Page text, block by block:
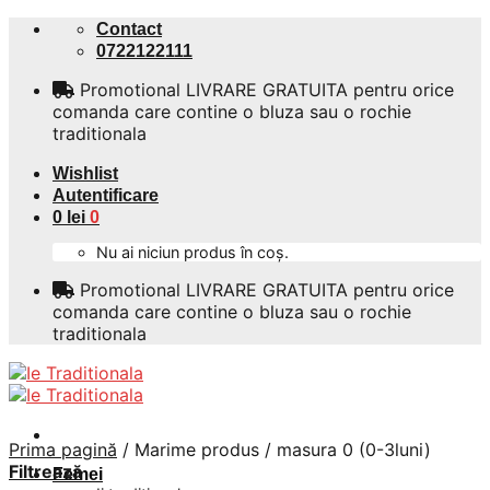
Skip
Contact
0722122111
Promotional LIVRARE GRATUITA pentru orice
comanda care contine o bluza sau o rochie
traditionala
Wishlist
Autentificare
0 lei 0
Nu ai niciun produs în coș.
Promotional LIVRARE GRATUITA pentru orice
comanda care contine o bluza sau o rochie
traditionala
Femei
Prima pagină / Marime produs / masura 0 (0-3luni)
Filtrează